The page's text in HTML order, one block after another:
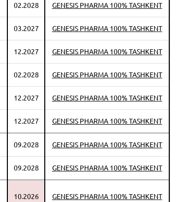
02.2028 GENESIS PHARMA 100% TASHKENT
03.2027 GENESIS PHARMA 100% TASHKENT
12.2027 GENESIS PHARMA 100% TASHKENT
02.2028 GENESIS PHARMA 100% TASHKENT
12.2027 GENESIS PHARMA 100% TASHKENT
12.2027 GENESIS PHARMA 100% TASHKENT
09.2028 GENESIS PHARMA 100% TASHKENT
09.2028 GENESIS PHARMA 100% TASHKENT
10.2026 GENESIS PHARMA 100% TASHKENT